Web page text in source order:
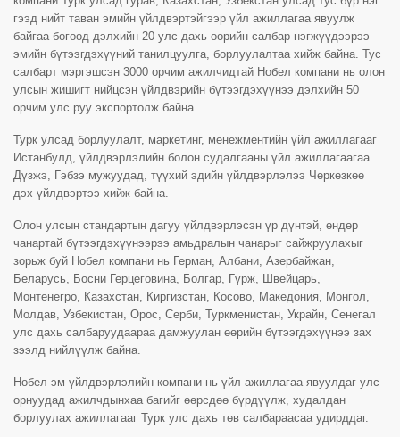
гээд нийт таван эмийн үйлдвэртэйгээр үйл ажиллагаа явуулж
байгаа бөгөөд дэлхийн 20 улс дахь өөрийн салбар нэгжүүдээрээ
эмийн бүтээгдэхүүний танилцуулга, борлуулалтаа хийж байна. Тус
салбарт мэргэшсэн 3000 орчим ажилчидтай Нобел компани нь олон
улсын жишигт нийцсэн үйлдвэрийн бүтээгдэхүүнээ дэлхийн 50
орчим улс руу экспортолж байна.
Турк улсад борлуулалт, маркетинг, менежментийн үйл ажиллагааг
Истанбулд, үйлдвэрлэлийн болон судалгааны үйл ажиллагаагаа
Дүзжэ, Гэбзэ мужуудад, түүхий эдийн үйлдвэрлэлээ Черкезкөе
дэх үйлдвэртээ хийж байна.
Олон улсын стандартын дагуу үйлдвэрлэсэн үр дүнтэй, өндөр
чанартай бүтээгдэхүүнээрээ амьдралын чанарыг сайжруулахыг
зорьж буй Нобел компани нь Герман, Албани, Азербайжан,
Беларусь, Босни Герцеговина, Болгар, Гүрж, Швейцарь,
Монтенегро, Казахстан, Киргизстан, Косово, Македония, Монгол,
Молдав, Узбекистан, Орос, Серби, Туркменистан, Украйн, Сенегал
улс дахь салбаруудаараа дамжуулан өөрийн бүтээгдэхүүнээ зах
зээлд нийлүүлж байна.
Нобел эм үйлдвэрлэлийн компани нь үйл ажиллагаа явуулдаг улс
орнуудад ажилчдынхаа багийг өөрсдөө бүрдүүлж, худалдан
борлуулах ажиллагааг Турк улс дахь төв салбараасаа удирддаг.